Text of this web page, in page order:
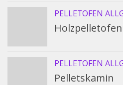
PELLETOFEN
PELLETOFEN
Pelletskamin